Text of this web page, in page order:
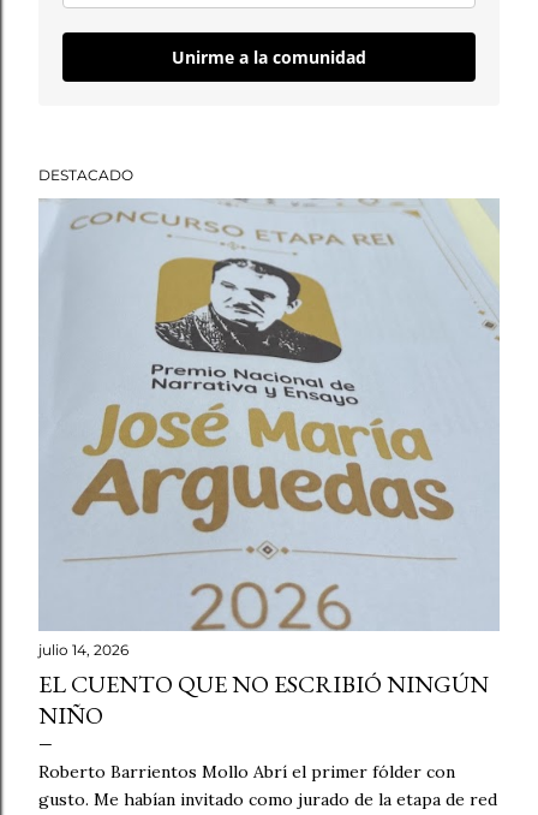
Unirme a la comunidad
DESTACADO
julio 14, 2026
EL CUENTO QUE NO ESCRIBIÓ NINGÚN
NIÑO
Roberto Barrientos Mollo Abrí el primer fólder con
gusto. Me habían invitado como jurado de la etapa de red